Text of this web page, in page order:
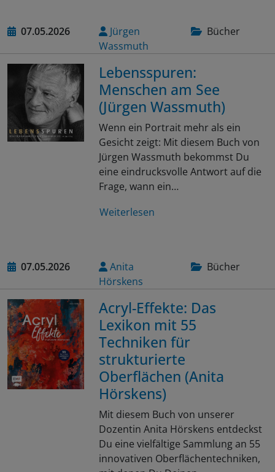
07.05.2026
Jürgen
Wassmuth
Bücher
Lebensspuren:
Menschen am See
(Jürgen Wassmuth)
Wenn ein Portrait mehr als ein
Gesicht zeigt: Mit diesem Buch von
Jürgen Wassmuth bekommst Du
eine eindrucksvolle Antwort auf die
Frage, wann ein…
Weiterlesen
07.05.2026
Anita
Hörskens
Bücher
Acryl-Effekte: Das
Lexikon mit 55
Techniken für
strukturierte
Oberflächen (Anita
Hörskens)
Mit diesem Buch von unserer
Dozentin Anita Hörskens entdeckst
Du eine vielfältige Sammlung an 55
innovativen Oberflächentechniken,